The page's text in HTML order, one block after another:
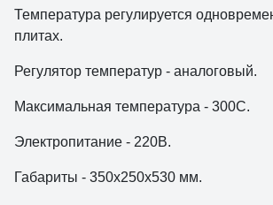
Температура регулируется
плитах.
Регулятор температур - аналоговый.
Максимальная температура - 300С.
Электропитание - 220В.
Габариты - 350х250х530 мм.